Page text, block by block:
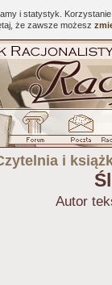
i statystyk.
że zawsze możesz
i
Autor